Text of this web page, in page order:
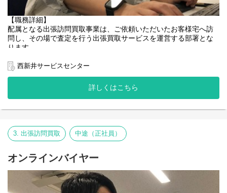
入社後は上記メンバーと意思疎通を図りながら就業いただきま
す。
アウトソーシングではなく自社サービスを対応するため、お客様
からのご依頼内容やご意見を基に、Webサイトの改修や今まで取
り扱ってこなかった品目にチャレンジするなど、改善提案も行い
やすい環境にあります。
オペレーターから「フォローいただいたおかげで、お客様にご満
足いただけました。ありがとうございました！」といった声や
提携会社から「トレファクさんに紹介した顧客から感謝の言葉い
出張買取サービスを拡大するため、一緒にチーム、サービスを創
【今後のキャリア】
括していただきます。その後は特性に応じて、SVを統括するリー
様々なキャリアがあります。
【職務詳細】
配属となる出張訪問買取事業は、ご依頼いただいたお客様宅へ訪
問し、その場で査定を行う出張買取サービスを運営する部署とな
ります。
にご満足いただける接客、査定対応を行うことが重要となってい
ます。
同部署に所属する訪問査定員の査定補助業務(オンラインでサポー
ト)を主に担当していただく予定です。
査定業務を行います。
当社出張買取サービスは取扱品目が多いことが強みとなってお
り、各商品ジャンルにおいてより専門性を高めるために
めていく担当もございます。
▼研修について
入社後は事業所にて査定研修を受講後、徐々に査定業務の経験を
西新井サービスセンター
詳しくはこちら
3. 出張訪問買取 中途（正社員）
オンラインバイヤー